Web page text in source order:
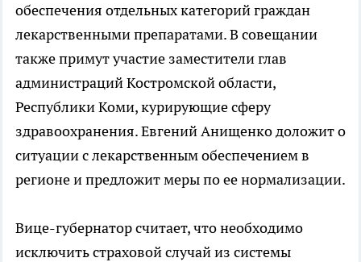
обеспечения отдельных категорий граждан
лекарственными препаратами. В совещании
также примут участие заместители глав
администраций Костромской области,
Республики Коми, курирующие сферу
здравоохранения. Евгений Анищенко доложит о
ситуации с лекарственным обеспечением в
регионе и предложит меры по ее нормализации.
Вице-губернатор считает, что необходимо
исключить страховой случай из системы